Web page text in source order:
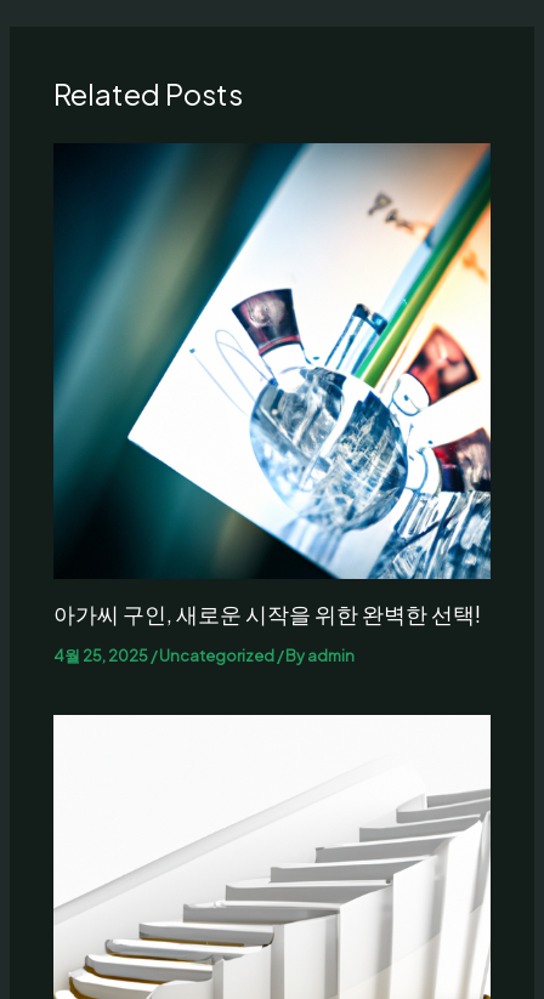
Related Posts
아가씨 구인, 새로운 시작을 위한 완벽한 선택!
4월 25, 2025/Uncategorized/ Byadmin